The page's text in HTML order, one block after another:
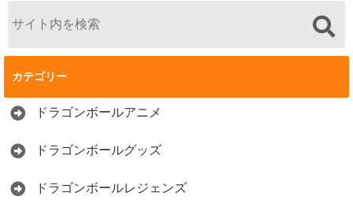
カテゴリー
ドラゴンボールアニメ
ドラゴンボールグッズ
ドラゴンボールレジェンズ